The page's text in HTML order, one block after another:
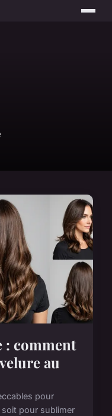
: comment
au
pour
soit pour sublimer